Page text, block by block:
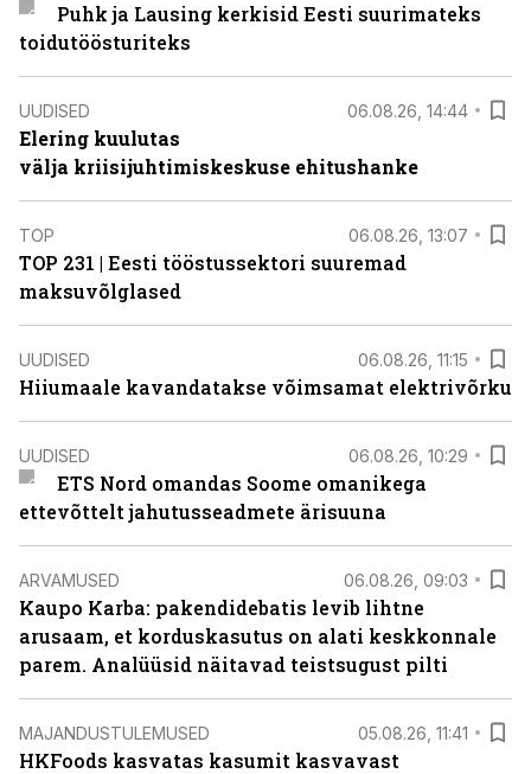
Puhk ja Lausing kerkisid Eesti suurimateks
toidutöösturiteks
UUDISED 06.08.26, 14:44
Elering kuulutas
välja kriisijuhtimiskeskuse ehitushanke
TOP 06.08.26, 13:07
TOP 231 | Eesti tööstussektori suuremad
maksuvõlglased
UUDISED 06.08.26, 11:15
Hiiumaale kavandatakse võimsamat elektrivõrku
UUDISED 06.08.26, 10:29
ETS Nord omandas Soome omanikega
ettevõttelt jahutusseadmete ärisuuna
ARVAMUSED 06.08.26, 09:03
Kaupo Karba: pakendidebatis levib lihtne
arusaam, et korduskasutus on alati keskkonnale
parem. Analüüsid näitavad teistsugust pilti
MAJANDUSTULEMUSED 05.08.26, 11:41
HKFoods kasvatas kasumit kasvavast